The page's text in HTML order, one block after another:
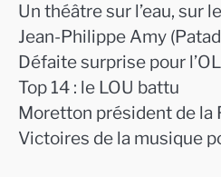
Un théâtre sur l’eau, sur
Jean-Philippe Amy
Défaite surprise pour
Top 14 : le LOU battu
Moretton président de la
Victoires de la musique